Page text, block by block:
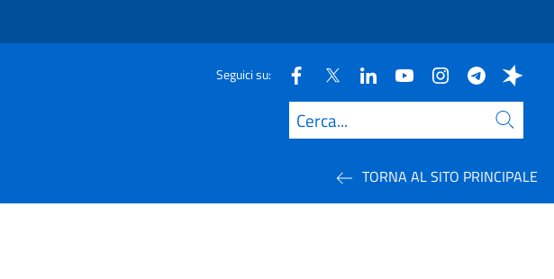
Seguici su:
Cerca
TORNA AL SITO PRINCIPALE